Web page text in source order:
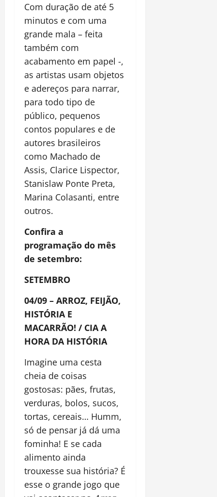
Com duração de até 5
minutos e com uma
grande mala – feita
também com
acabamento em papel -,
as artistas usam objetos
e adereços para narrar,
para todo tipo de
público, pequenos
contos populares e de
autores brasileiros
como Machado de
Assis, Clarice Lispector,
Stanislaw Ponte Preta,
Marina Colasanti, entre
outros.
Confira a
programação do mês
de setembro:
SETEMBRO
04/09 – ARROZ, FEIJÃO,
HISTÓRIA E
MACARRÃO! / CIA A
HORA DA HISTÓRIA
Imagine uma cesta
cheia de coisas
gostosas: pães, frutas,
verduras, bolos, sucos,
tortas, cereais… Humm,
só de pensar já dá uma
fominha! E se cada
alimento ainda
trouxesse sua história? É
esse o grande jogo que